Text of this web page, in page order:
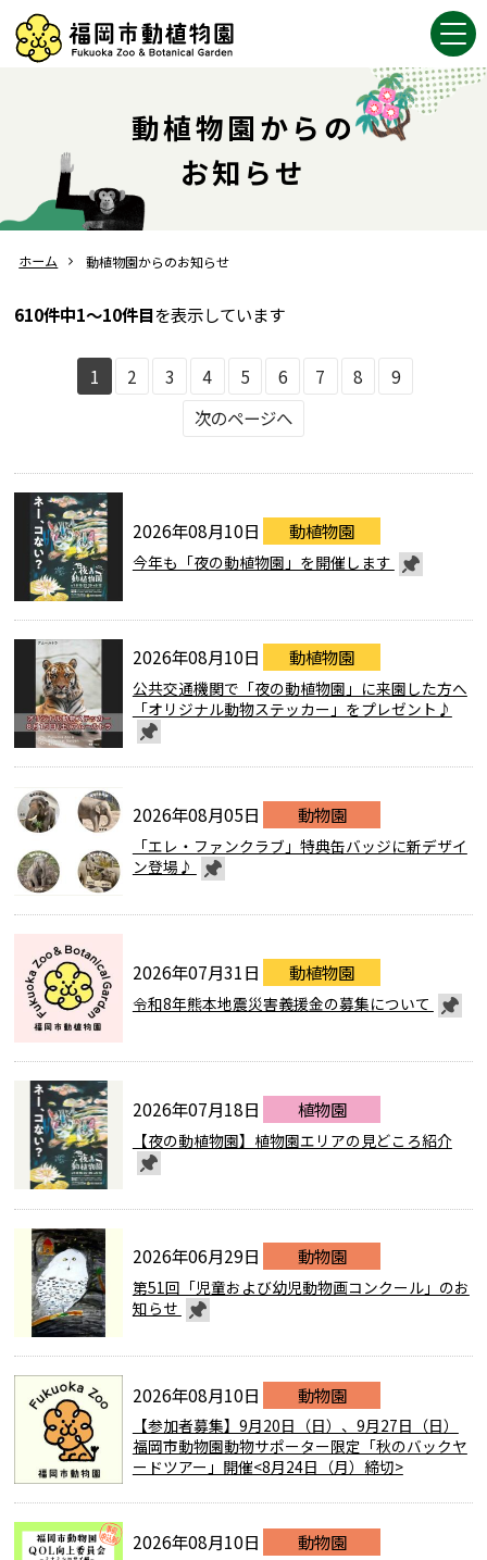
動植物園からの
お知らせ
ホーム 動植物園からのお知らせ
610件中1～10件目を表示しています
1 2 3 4 5 6 7 8
9
次のページへ
2026年08月10日 動植物園
今年も「夜の動植物園」を開催します
2026年08月10日 動植物園
公共交通機関で「夜の動植物園」に来園した方へ
「オリジナル動物ステッカー」をプレゼント♪
2026年08月05日 動物園
「エレ・ファンクラブ」特典缶バッジに新デザイ
ン登場♪
2026年07月31日 動植物園
令和8年熊本地震災害義援金の募集について
2026年07月18日 植物園
【夜の動植物園】植物園エリアの見どころ紹介
2026年06月29日 動物園
第51回「児童および幼児動物画コンクール」のお
知らせ
2026年08月10日 動物園
【参加者募集】9月20日（日）、9月27日（日）
福岡市動物園動物サポーター限定「秋のバックヤ
ードツアー」開催<8月24日（月）締切>
2026年08月10日 動物園